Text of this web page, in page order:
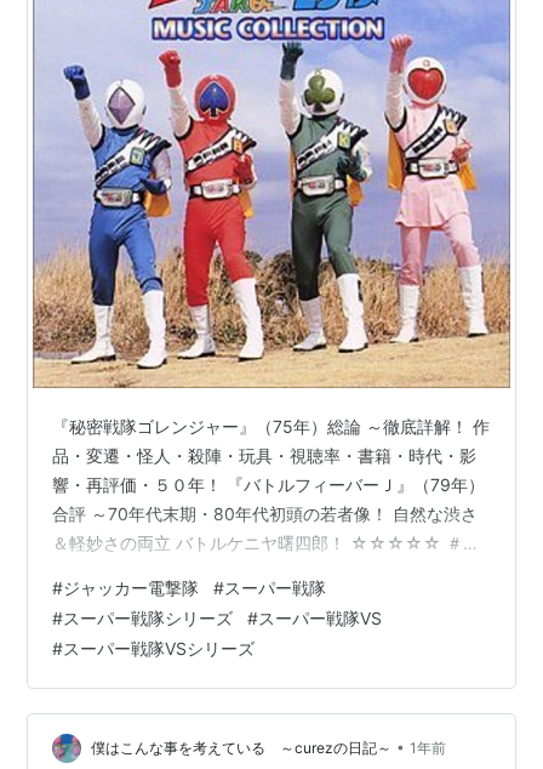
『秘密戦隊ゴレンジャー』（75年）総論 ～徹底詳解！ 作
品・変遷・怪人・殺陣・玩具・視聴率・書籍・時代・影
響・再評価・５０年！ 『バトルフィーバーＪ』（79年）
合評 ～70年代末期・80年代初頭の若者像！ 自然な渋さ
＆軽妙さの両立 バトルケニヤ曙四郎！ ☆☆☆☆☆ ＃＃
ーパー戦隊シリーズ映画評 ～全記事見出し一覧 スーパー
戦隊シリーズ５０周年記念！ とカコつけて……。『ジャ
ッカー電撃隊』総論をアップ！ 『ジャッカー電撃隊』総
論 ～徹底詳解！ 作品・路線変更・怪人・殺陣・玩具・視
聴率・書籍・時代・名作の最終回・恋愛描写の衝撃
（文・森川由浩）…
#ジャッカー電撃隊 #スーパー戦隊
#スーパー戦隊シリーズ #スーパー戦隊VS
#スーパー戦隊VSシリーズ
僕はこんな事を考えている ～curezの日記～ • 1年前